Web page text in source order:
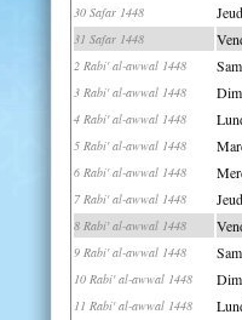
30 Safar 1448
31 Safar 1448
2 Rabi' al-awwal 1448
3 Rabi' al-awwal 1448
4 Rabi' al-awwal 1448
5 Rabi' al-awwal 1448
6 Rabi' al-awwal 1448
7 Rabi' al-awwal 1448
8 Rabi' al-awwal 1448
9 Rabi' al-awwal 1448
10 Rabi' al-awwal 1448
11 Rabi' al-awwal 1448